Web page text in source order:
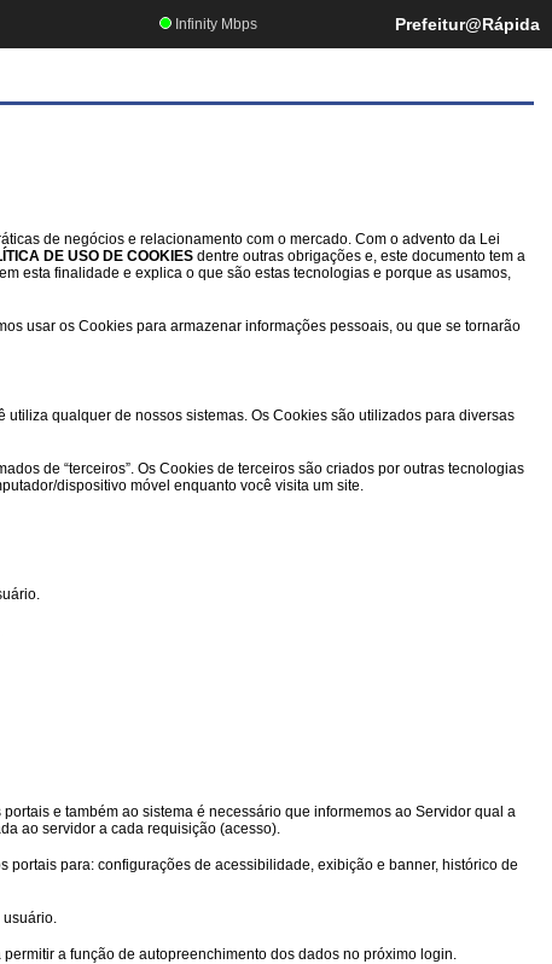
Infinity Mbps Prefeitur@Rápida
de negócios e relacionamento com o mercado. Com o advento da Lei
DE USO DE COOKIES dentre outras obrigações e, este documento tem a
esta finalidade e explica o que são estas tecnologias e porque as usamos,
usar os Cookies para armazenar informações pessoais, ou que se tornarão
qualquer de nossos sistemas. Os Cookies são utilizados para diversas
de “terceiros”. Os Cookies de terceiros são criados por outras tecnologias
dispositivo móvel enquanto você visita um site.
e também ao sistema é necessário que informemos ao Servidor qual a
ao servidor a cada requisição (acesso).
para: configurações de acessibilidade, exibição e banner, histórico de
usuário.
a função de autopreenchimento dos dados no próximo login.